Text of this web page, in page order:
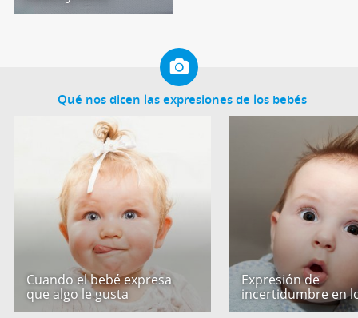
Qué nos dicen las expresiones de los bebés
Cuando el bebé expresa
que algo le gusta
Expresión de
incertidumbre en